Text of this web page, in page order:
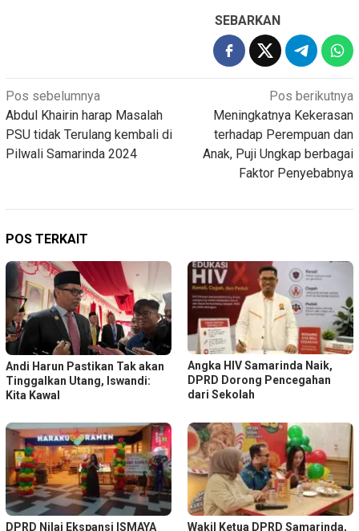
SEBARKAN
Navigasi
pos
Pos sebelumnya
Abdul Khairin harap Masalah
PSU tidak Terulang kembali di
Pilwali Samarinda 2024
Pos berikutnya
Meningkatnya Kekerasan
terhadap Perempuan dan
Anak, Puji Ungkap berbagai
Faktor Penyebabnya
POS TERKAIT
Andi Harun Pastikan Tak akan
Tinggalkan Utang, Iswandi:
Kita Kawal
Angka HIV Samarinda Naik,
DPRD Dorong Pencegahan
dari Sekolah
DPRD Nilai Ekspansi ISMAYA Wakil Ketua DPRD Samarinda,